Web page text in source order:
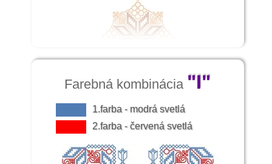
Farebná kombinácia "I"
1.farba - modrá svetlá
2.farba - červená svetlá